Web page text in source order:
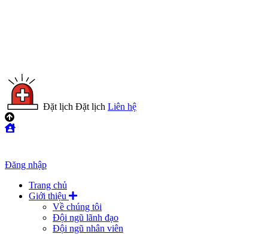
Đặt lịch Đặt lịch Liên hệ
Đăng nhập
Trang chủ
Giới thiệu
Về chúng tôi
Đội ngũ lãnh đạo
Đội ngũ nhân viên